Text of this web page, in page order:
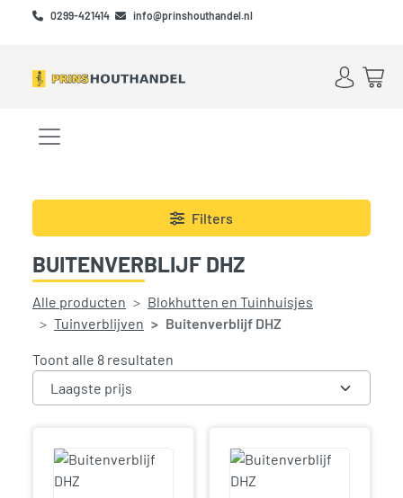
Skip to main content
Skip to footer
0299-421414 info@prinshouthandel.nl
Account
Menu openen/sluiten
Filters
BUITENVERBLIJF DHZ
Alle producten
Blokhutten en Tuinhuisjes
Tuinverblijven
Buitenverblijf DHZ
Toont alle 8 resultaten